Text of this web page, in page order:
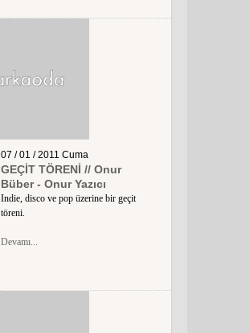
07 / 01 / 2011 Cuma
GEÇİT TÖRENİ // Onur
Büber - Onur Yazıcı
Indie, disco ve pop üzerine bir geçit
töreni.
Devamı...